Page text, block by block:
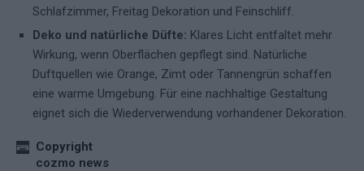
Schlafzimmer, Freitag Dekoration und Feinschliff.
Deko und natürliche Düfte: Klares Licht entfaltet mehr
Wirkung, wenn Oberflächen gepflegt sind. Natürliche
Duftquellen wie Orange, Zimt oder Tannengrün schaffen
eine warme Umgebung. Für eine nachhaltige Gestaltung
eignet sich die Wiederverwendung vorhandener Dekoration.
Copyright
cozmo news